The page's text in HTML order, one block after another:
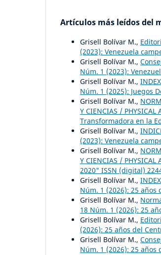
Artículos más leídos del
Grisell Bolívar M.,
(2023): Venezuela
Grisell Bolívar M.,
Núm. 1 (2023):
Grisell Bolívar M.,
Núm. 1 (2025): Juegos
Grisell Bolívar M.,
Y CIENCIAS /
Transformadora en la
Grisell Bolívar M.,
(2023): Venezuela
Grisell Bolívar M.,
Y CIENCIAS /
2020" ISSN (digital)
Grisell Bolívar M.,
Núm. 1 (2026): 25 años
Grisell Bolívar M.,
18 Núm. 1 (2026): 25
Grisell Bolívar M.,
(2026): 25 años del
Grisell Bolívar M.,
Núm. 1 (2026): 25 años